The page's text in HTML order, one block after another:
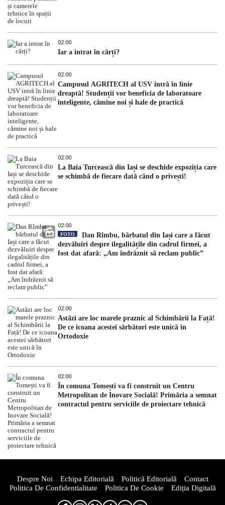
02:00
Iar a intrat în cărți?
02:00
Campusul AGRITECH al USV intră în linie
dreaptă! Studenții vor beneficia de laboratoare
inteligente, cămine noi și hale de practică
02:00
La Baia Turcească din Iași se deschide expoziția care
se schimbă de fiecare dată când o privești!
02:00
FOTO
Dan Rîmbu, bărbatul din Iași care a făcut
dezvăluiri despre ilegalitățile din cadrul firmei, a
fost dat afară: „Am îndrăznit să reclam public”
02:00
Astăzi are loc marele praznic al Schimbării la Față!
De ce icoana acestei sărbători este unică în
Ortodoxie
02:00
În comuna Tomești va fi construit un Centru
Metropolitan de Inovare Socială! Primăria a semnat
contractul pentru serviciile de proiectare tehnică
Despre Noi Echipa Editorială Politică Editorială
Contact
Politica De Confidentialitate
Politica De Cookie Ediția Digitală